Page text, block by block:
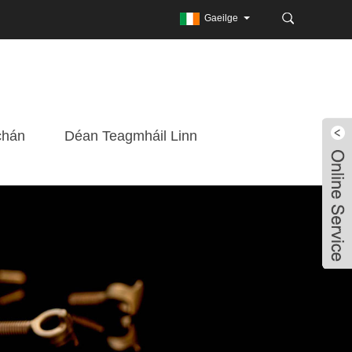
Gaeilge
Déan Teagmháil Linn